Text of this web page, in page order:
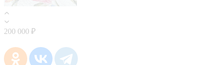
200 000 ₽